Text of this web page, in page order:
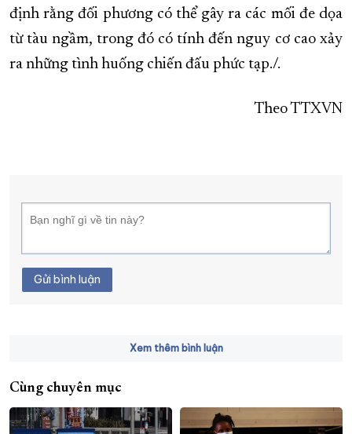
định rằng đối phương có thể gây ra các mối đe dọa
từ tàu ngầm, trong đó có tính đến nguy cơ cao xảy
ra những tình huống chiến đấu phức tạp./.
Theo TTXVN
Gửi bình luận
Xem thêm bình luận
Cùng chuyên mục